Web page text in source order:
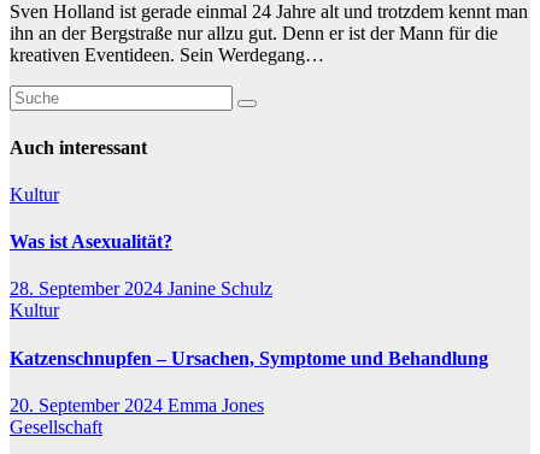
Sven Holland ist gerade einmal 24 Jahre alt und trotzdem kennt man
ihn an der Bergstraße nur allzu gut. Denn er ist der Mann für die
kreativen Eventideen. Sein Werdegang…
Auch interessant
Kultur
Was ist Asexualität?
28. September 2024 Janine Schulz
Kultur
Katzenschnupfen – Ursachen, Symptome und Behandlung
20. September 2024 Emma Jones
Gesellschaft